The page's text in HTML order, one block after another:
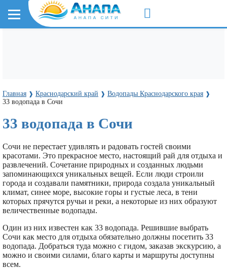
Главная ❱ Краснодарский край ❱ Водопады Краснодарского края ❱
33 водопада в Сочи
33 водопада в Сочи
Сочи не перестает удивлять и радовать гостей своими
красотами. Это прекрасное место, настоящий рай для отдыха и
развлечений. Сочетание природных и созданных людьми
запоминающихся уникальных вещей. Если люди строили
города и создавали памятники, природа создала уникальный
климат, синее море, высокие горы и густые леса, в тени
которых прячутся ручьи и реки, а некоторые из них образуют
величественные водопады.
Один из них известен как 33 водопада. Решившие выбрать
Сочи как место для отдыха обязательно должны посетить 33
водопада. Добраться туда можно с гидом, заказав экскурсию, а
можно и своими силами, благо карты и маршруты доступны
всем.